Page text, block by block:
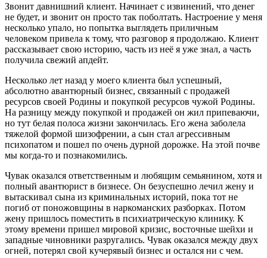
Звонит давнишний клиент. Начинает с извинений, что денег
не будет, и звонит он просто так поболтать. Настроение у меня
несколько упало, но попытка выглядеть приличным
человеком привела к тому, что разговор я продолжаю. Клиент
рассказывает свою историю, часть из неё я уже знал, а часть
получила свежий апдейт.
Несколько лет назад у моего клиента был успешный,
абсолютно авантюрный бизнес, связанный с продажей
ресурсов своей Родины и покупкой ресурсов чужой Родины.
На разницу между покупкой и продажей он жил припеваючи,
но тут белая полоса жизни закончилась. Его жена заболела
тяжелой формой шизофрении, а сын стал агрессивным
психопатом и пошел по очень дурной дорожке. На этой почве
мы когда-то и познакомились.
Чувак оказался ответственным и любящим семьянином, хотя и
полный авантюрист в бизнесе. Он безуспешно лечил жену и
вытаскивал сына из криминальных историй, пока тот не
погиб от поножовщины в наркоманских разборках. Потом
жену пришлось поместить в психиатрическую клинику. К
этому времени пришел мировой кризис, восточные шейхи и
западные чиновники разругались. Чувак оказался между двух
огней, потерял свой кучерявый бизнес и остался ни с чем.